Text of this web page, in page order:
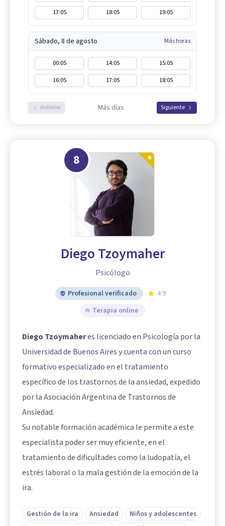
17:05
18:05 19:05
Sábado, 8 de agosto Más horas
00:05 14:05
15:05
16:05
17:05 18:05
Anterior Más días Siguiente
8
Diego Tzoymaher
Psicólogo
Profesional verificado
4.9
Terapia online
Diego Tzoymaheres licenciado en Psicología por la
Universidad de Buenos Aires y cuenta con un curso
formativo especializado en el tratamiento
específico de los trastornos de la ansiedad, expedido
por la Asociación Argentina de Trastornos de
Ansiedad.
Su notable formación académica le permite a este
especialista poder ser muy eficiente, en el
tratamiento de dificultades como la ludopatía, el
estrés laboral o la mala gestión de la emoción de la
ira.
Gestión de la ira Ansiedad
Niños y adolescentes